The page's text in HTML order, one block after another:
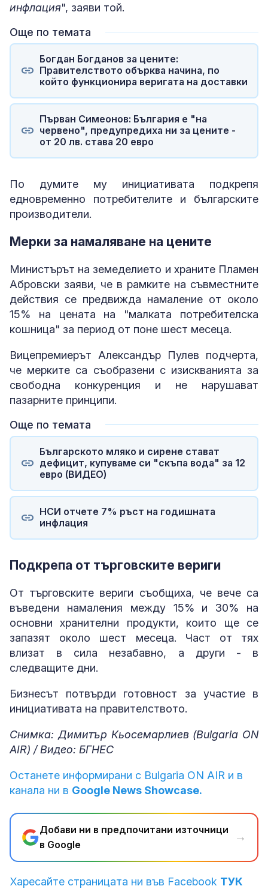
инфлация", заяви той.
Още по темата
Богдан Богданов за цените:
Правителството обърква начина, по
който функционира веригата на доставки
Първан Симеонов: България е "на
червено", предупредиха ни за цените -
от 20 лв. става 20 евро
По думите му инициативата подкрепя
едновременно потребителите и българските
производители.
Мерки за намаляване на цените
Министърът на земеделието и храните Пламен
Абровски заяви, че в рамките на съвместните
действия се предвижда намаление от около
15% на цената на "малката потребителска
кошница" за период от поне шест месеца.
Вицепремиерът Александър Пулев подчерта,
че мерките са съобразени с изискванията за
свободна конкуренция и не нарушават
пазарните принципи.
Още по темата
Българското мляко и сирене стават
дефицит, купуваме си "скъпа вода" за 12
евро (ВИДЕО)
НСИ отчете 7% ръст на годишната
инфлация
Подкрепа от търговските вериги
От търговските вериги съобщиха, че вече са
въведени намаления между 15% и 30% на
основни хранителни продукти, които ще се
запазят около шест месеца. Част от тях
влизат в сила незабавно, а други - в
следващите дни.
Бизнесът потвърди готовност за участие в
инициативата на правителството.
Снимка: Димитър Кьосемарлиев (Bulgaria ON
AIR) / Видео: БГНЕС
Останете информирани с Bulgaria ON AIR и в
канала ни в Google News Showcase.
Добави ни в предпочитани източници
в Google
→
Харесайте страницата ни във Facebook ТУК